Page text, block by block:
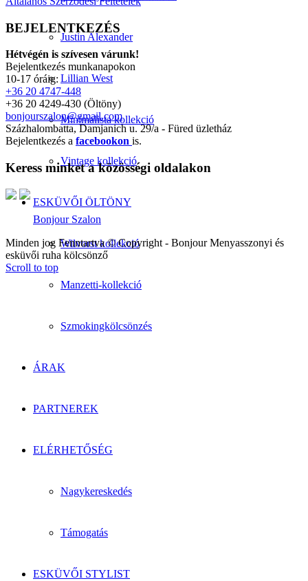
Justin Alexander
Lillian West
Minimalista kollekció
Vintage kollekció
ESKÜVŐI ÖLTÖNY
Wilvorst kollekció
Manzetti-kollekció
Szmokingkölcsönzés
ÁRAK
PARTNEREK
ELÉRHETŐSÉG
Nagykereskedés
Támogatás
ESKÜVŐI STYLIST
BEJELENTKEZÉS
Hétvégén is szívesen várunk!
Bejelentkezés munkanapokon
10-17 óráig:
+36 20 4747-448
+36 20 4249-430 (Öltöny)
bonjourszalon@gmail.com
Százhalombatta, Damjanich u. 29/a - Füred üzletház
Bejelentkezés a facebookon is.
Keress minket a közösségi oldalakon
Bonjour Szalon
Minden jog Fenntartva © Copyright - Bonjour Menyasszonyi és
esküvői ruha kölcsönző
Scroll to top